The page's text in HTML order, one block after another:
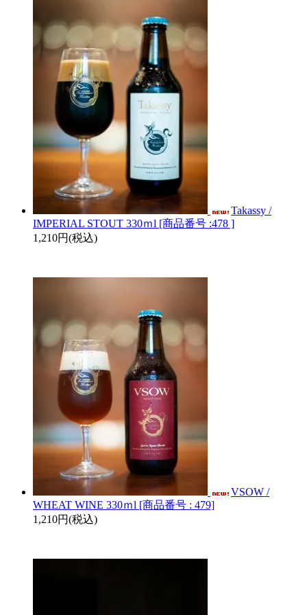
Takassy /
IMPERIAL STOUT 330ｍl [商品番号 :478 ]
1,210円(税込)
VSOW /
WHEAT WINE 330ｍl [商品番号 : 479]
1,210円(税込)